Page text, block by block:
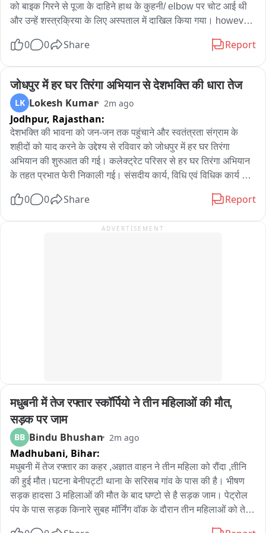
को बाइक गिरने से पूजा के दाहिने हाथ के कुहनी/ elbow पर चोट आई थी
और उन्हें शस्त्रक्रिया के लिए अस्पताल में दाखिल किया गया। however,
लापरवाही के serious आरोप पति राहुल गई ने लगाए। घटना की जानकारी
पुणे स्थित ससून अस्पताल भेजा गया। इस पूरे मामले का सत्य और मौत का
असल कारण शवविच्छेदन रिपोर्ट के बाद ही सामने आएगा।
0 0 Share Report
जोधपुर में हर घर तिरंगा अभियान से देशभक्ति की धारा तेज
LK Lokesh Kumar 2m ago
Jodhpur, Rajasthan:
देशभक्ति की भावना को जन-जन तक पहुंचाने और स्वतंत्रता संग्राम के
शहीदों को याद करने के उद्देश्य से रविवार को जोधपुर में हर घर तिरंगा
अभियान की शुरुआत की गई। कलेक्ट्रेट परिसर से हर घर तिरंगा अभियान
के तहत प्रभात फेरी निकाली गई। संसदीय कार्य, विधि एवं विधिक कार्य
कलेक्टर आलोक रंजन, भाजपा देहात अध्यक्ष त्रिभुवन सिंह भाटी सहित
स्कूली बच्चों के साथ एनसीसी, स्काउट-गाइड के बच्चे, महिलाएं और आमजन
0 0 Share Report
ADVERTISEMENT
मधुबनी में तेज रफ्तार स्कॉर्पियो ने तीन महिलाओं की मौत,
सड़क पर जाम
BB Bindu Bhushan 2m ago
Madhubani, Bihar:
मधुबनी में तेज रफ्तार का कहर ,अज्ञात वाहन ने तीन महिला को रौंदा ,तीनि
की हुई मौत।घटना बेनीपट्टी थाना के सरिसब गांव के पास की है। भीषण
सड़क हादसा 3 महिलाओं की मौत के बाद घण्टो से है सड़क जाम। पेट्रोल
पंप के पास सड़क किनारे सुबह मॉर्निंग वॉक के दौरान तीन महिलाओं को तेज